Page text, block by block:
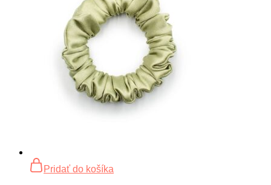
Pridať do košíka